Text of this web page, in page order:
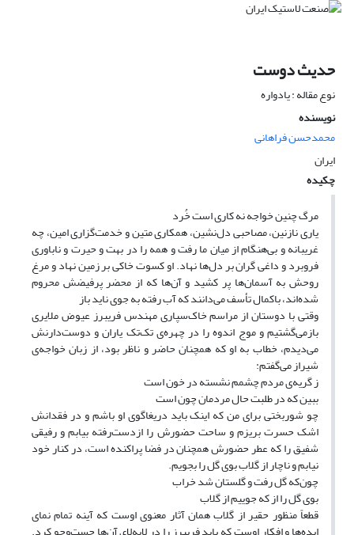
حدیث دوست
نوع مقاله : یادواره
نویسنده
محمدحسن فراهانی
ایران
چکیده
مرگ چنین خواجه نه کاری است خُرد
یاری نازنین، مصاحبی دل‌نشین، همکاری متین و خدمت‌گزاری امین، چه
غریبانه و بی‌هنگام از میان ما رفت و همه را در بهت و حیرت و ناباوری
فروبرد و داغی گران بر دل‌ها نهاد. او کسوت خاکی بر زمین نهاد و مرغ
روحش به آسمان‌ها پر کشید و آن‌ها که از محضر پرفیضش محروم
شده‌اند، باکمال تأسف می‌دانند که آب‌ رفته به جوی ناید باز
وقتی با دوستان از مراسم خاک‌سپاری مهندس فریبرز عیوض ملایری
بازمی‌گشتیم و موج اندوه را در چهره‌ی تک‌تک یاران و دوست‌دارنش
می‌دیدم، خطاب به او که همچنان حاضر و ناظر بود، از زبان خواجه‌ی
شیراز می‌گفتم:
ز گریه‌ی مردم چشمم نشسته در خون است
ببین که در طلبت حال مردمان چون است
چو شوربختی برای من که اینک باید دریغاگوی او باشم و در فقدانش
اشک حسرت بریزم و ساحت حضورش را ازدست‌رفته بیابم و رفیقی
شفیق را که عطر حضورش همچنان در فضا پراکنده است، در کنار خود
نیابم و ناچار از گلاب بوی گل را بجویم.
چون‌که گل رفت و گلستان شد خراب
بوی گل را از که جوییم از گلاب
قطعاً منظور حقیر از گلاب همان آثار معنوی اوست که آینه تمام نمای